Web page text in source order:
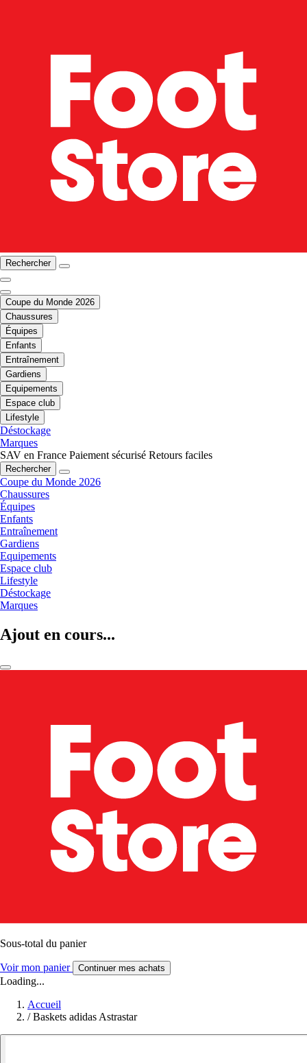
Rechercher
Coupe du Monde 2026
Chaussures
Équipes
Enfants
Entraînement
Gardiens
Equipements
Espace club
Lifestyle
Déstockage
Marques
SAV en France Paiement sécurisé Retours faciles
Rechercher
Coupe du Monde 2026
Chaussures
Équipes
Enfants
Entraînement
Gardiens
Equipements
Espace club
Lifestyle
Déstockage
Marques
Ajout en cours...
Sous-total du panier
Voir mon panier Continuer mes achats
Loading...
Accueil
/ Baskets adidas Astrastar